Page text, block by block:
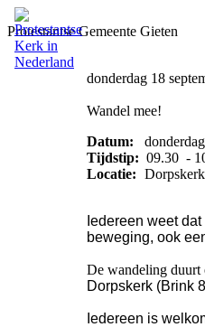
Protestantse Gemeente Gieten
donderdag 18
Wandel mee!
Datum:
Tijdstip: 09.30 -
Locatie:
Iedereen weet
beweging, ook
De wandeling duurt
Dorpskerk (Brink
Iedereen is